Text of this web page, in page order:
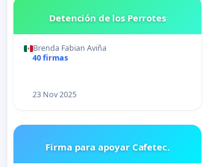
Detención de los Perrotes
Brenda Fabian Aviña
40 firmas
23 Nov 2025
Firma para apoyar Cafetec.